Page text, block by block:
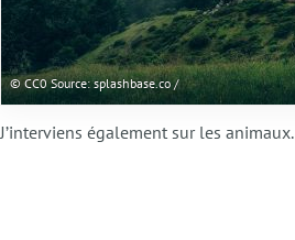
© CC0 Source: splashbase.co /
J’interviens également sur les animaux.